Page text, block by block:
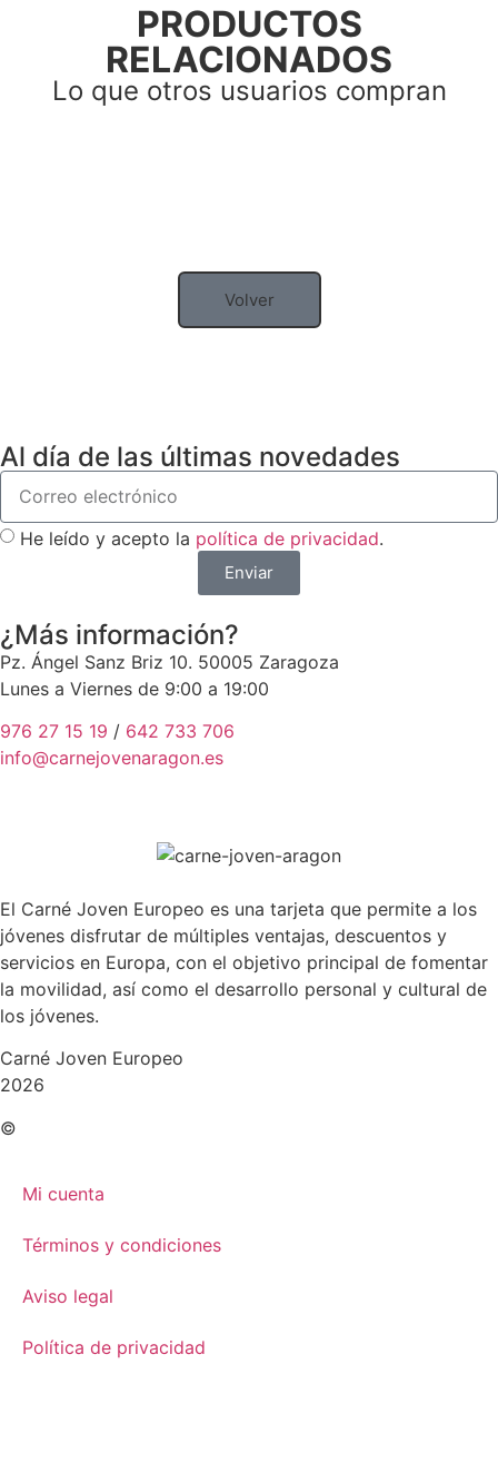
PRODUCTOS
RELACIONADOS
Lo que otros usuarios compran
Volver
Al día de las últimas novedades
He leído y acepto la política de privacidad.
Enviar
¿Más información?
Pz. Ángel Sanz Briz 10. 50005 Zaragoza
Lunes a Viernes de 9:00 a 19:00
976 27 15 19 / 642 733 706
info@carnejovenaragon.es
El Carné Joven Europeo es una tarjeta que permite a los
jóvenes disfrutar de múltiples ventajas, descuentos y
servicios en Europa, con el objetivo principal de fomentar
la movilidad, así como el desarrollo personal y cultural de
los jóvenes.
Carné Joven Europeo
2026
©
Mi cuenta
Términos y condiciones
Aviso legal
Política de privacidad